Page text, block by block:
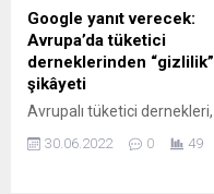
tartışmadan da kârlı çıkan
aday oldu. SPD’nin adayı
Olaf Scholz gelecek ay
yapılacak seçimlerde
Başbakan...
Google yanıt verecek:
Avrupa’da tüketici
derneklerinden “gizlilik”
şikâyeti
Avrupalı tüketici dernekleri,
Google’ı hesap kayıt
30.06.2022 0 49